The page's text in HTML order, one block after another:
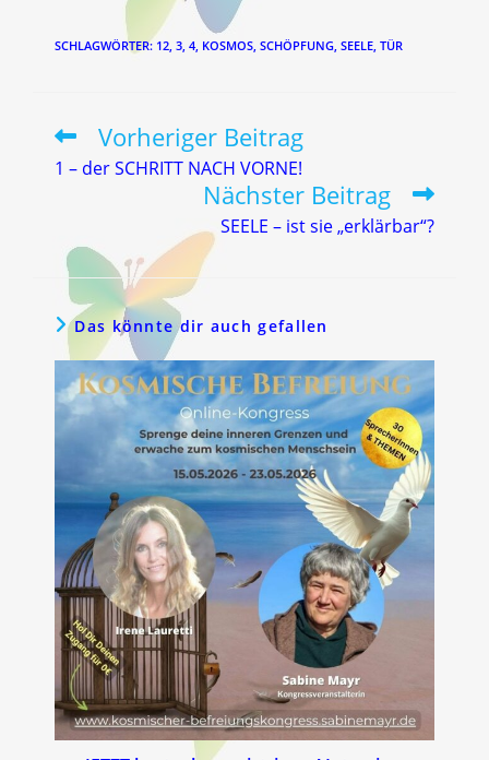
SCHLAGWÖRTER: 12 3 4 KOSMOS SCHÖPFUNG SEELE TÜR
Weitere
Artikel
ansehen
Vorheriger Beitrag
1 – der SCHRITT NACH VORNE!
Nächster Beitrag
SEELE – ist sie „erklärbar“?
Das könnte dir auch gefallen